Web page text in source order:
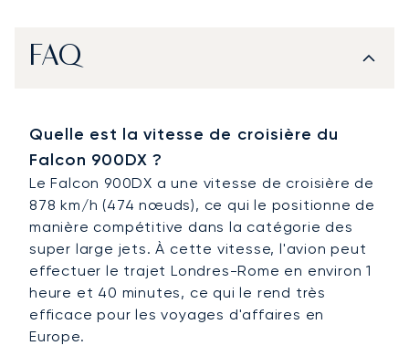
FAQ
Quelle est la vitesse de croisière du
Falcon 900DX ?
Le Falcon 900DX a une vitesse de croisière de
878 km/h (474 nœuds), ce qui le positionne de
manière compétitive dans la catégorie des
super large jets. À cette vitesse, l'avion peut
effectuer le trajet Londres-Rome en environ 1
heure et 40 minutes, ce qui le rend très
efficace pour les voyages d'affaires en
Europe.